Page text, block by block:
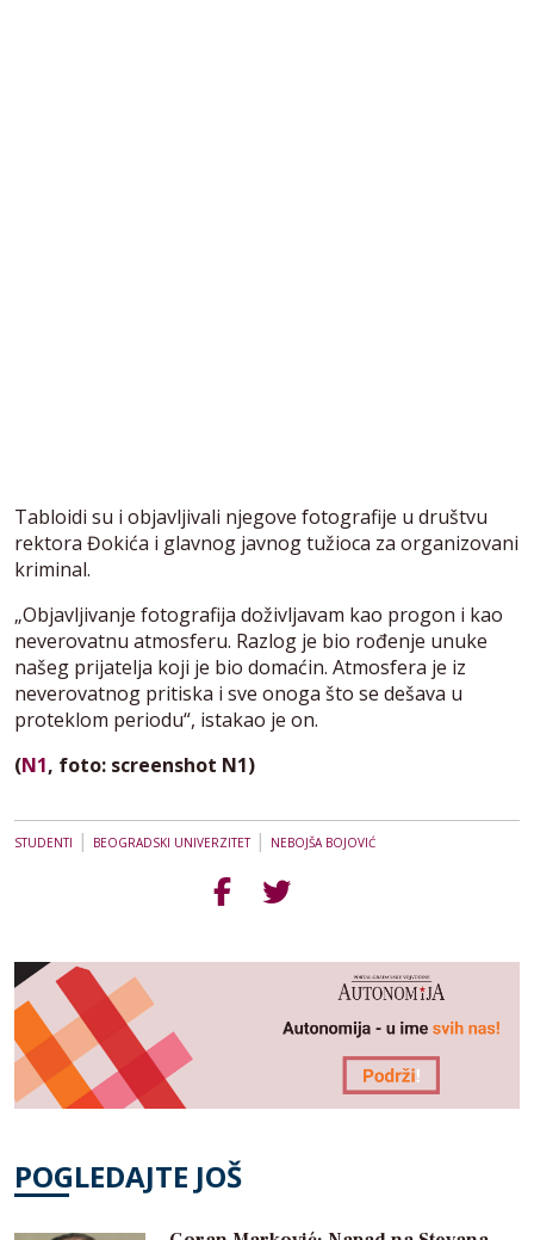
Tabloidi su i objavljivali njegove fotografije u društvu
rektora Đokića i glavnog javnog tužioca za organizovani
kriminal.
„Objavljivanje fotografija doživljavam kao progon i kao
neverovatnu atmosferu. Razlog je bio rođenje unuke
našeg prijatelja koji je bio domaćin. Atmosfera je iz
neverovatnog pritiska i sve onoga što se dešava u
proteklom periodu“, istakao je on.
(N1, foto: screenshot N1)
STUDENTI | BEOGRADSKI UNIVERZITET| NEBOJŠA BOJOVIĆ
POGLEDAJTE JOŠ